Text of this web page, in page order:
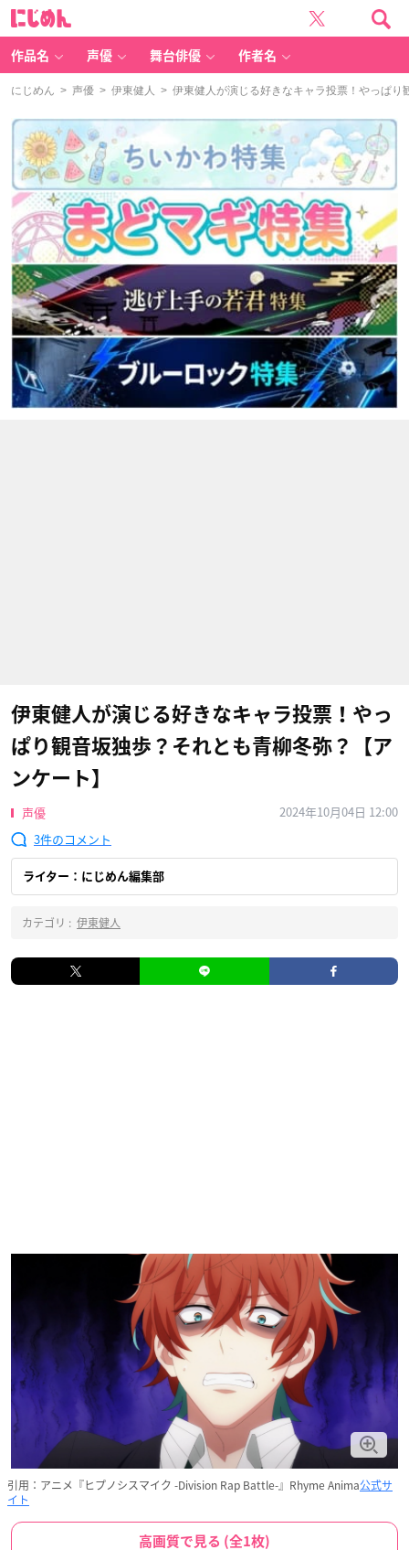
作品名 声優 舞台俳優 作者名
にじめん > 声優 > 伊東健人 > 伊東健人が演じる好きなキャラ投票！やっぱ
伊東健人が演じる好きなキャラ投票！やっ
ぱり観音坂独歩？それとも青柳冬弥？【ア
ンケート】
声優
2024年10月04日 12:00
3
ライター：にじめん編集部
カテゴリ : 伊東健人
引用：アニメ『ヒプノシスマイク -Division Rap Battle-』Rhyme Anima公式サ
イト
高画質で見る (全1枚)